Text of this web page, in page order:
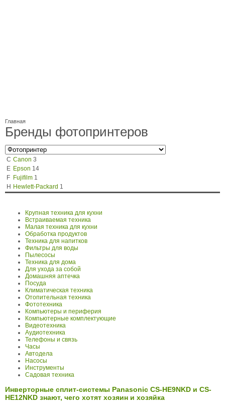
Главная
Бренды фотопринтеров
C Canon 3
E Epson 14
F Fujifilm 1
H Hewlett-Packard 1
Крупная техника для кухни
Встраиваемая техника
Малая техника для кухни
Обработка продуктов
Техника для напитков
Фильтры для воды
Пылесосы
Техника для дома
Для ухода за собой
Домашняя аптечка
Посуда
Климатическая техника
Отопительная техника
Фототехника
Компьютеры и периферия
Компьютерные комплектующие
Видеотехника
Аудиотехника
Телефоны и связь
Часы
Автодела
Насосы
Инструменты
Садовая техника
Инверторные сплит-системы Panasonic CS-HE9NKD и CS-
HE12NKD знают, чего хотят хозяин и хозяйка